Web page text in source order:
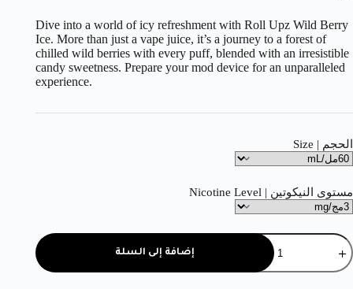
Dive into a world of icy refreshment with Roll Upz Wild Berry
Ice. More than just a vape juice, it’s a journey to a forest of
chilled wild berries with every puff, blended with an irresistible
candy sweetness. Prepare your mod device for an unparalleled
experience.
الحجم | Size
مستوى النيكوتين | Nicotine Level
إضافة إلى السلة